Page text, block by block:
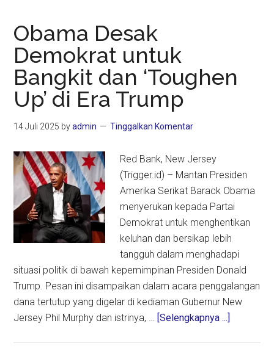
Obama Desak
Demokrat untuk
Bangkit dan ‘Toughen
Up’ di Era Trump
14 Juli 2025 byadmin Tinggalkan Komentar
Red Bank, New Jersey
(Trigger.id) – Mantan Presiden
Amerika Serikat Barack Obama
menyerukan kepada Partai
Demokrat untuk menghentikan
keluhan dan bersikap lebih
tangguh dalam menghadapi
situasi politik di bawah kepemimpinan Presiden Donald
Trump. Pesan ini disampaikan dalam acara penggalangan
dana tertutup yang digelar di kediaman Gubernur New
Jersey Phil Murphy dan istrinya, … [Selengkapnya ...]